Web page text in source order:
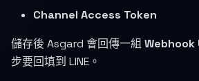
Channel Access Token
儲存後 Asgard 會回傳一組Webhook
步要回填到 LINE。